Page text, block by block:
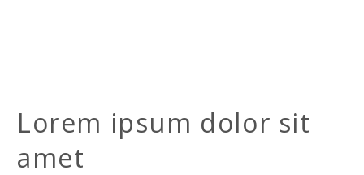
Lorem ipsum dolor sit
amet